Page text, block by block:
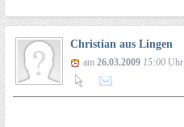
Christian aus Lingen
am 26.03.2009 15:00 Uhr